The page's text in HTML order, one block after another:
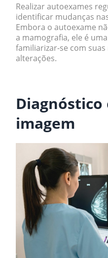
Realizar autoexames
identificar mudanças
Embora o autoexame
a mamografia, ele é
familiarizar-se com
alterações.
Diagnóstico
imagem